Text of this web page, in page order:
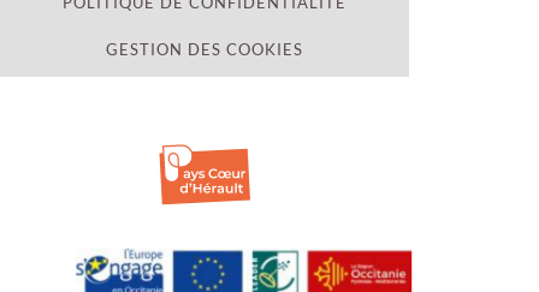
GESTION DES COOKIES